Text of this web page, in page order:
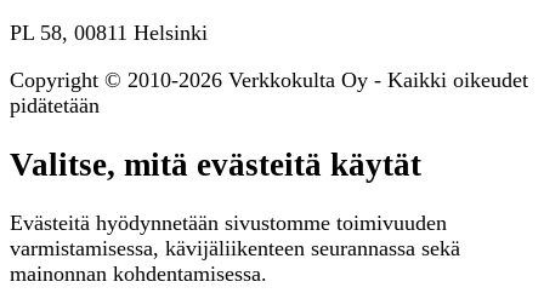
PL 58, 00811 Helsinki
Copyright © 2010-2026 Verkkokulta Oy - Kaikki oikeudet
pidätetään
Valitse, mitä evästeitä käytät
Evästeitä hyödynnetään sivustomme toimivuuden
varmistamisessa, kävijäliikenteen seurannassa sekä
mainonnan kohdentamisessa.